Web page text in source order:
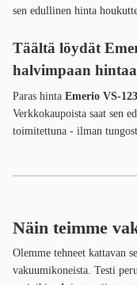
sen edullinen hinta
Täältä löydät
halvimpaan
Paras hinta Emerio VS-
Verkkokaupoista saat sen
toimitettuna - ilman
Näin teimme
Olemme tehneet kattavan
vakuumikoneista. Testi